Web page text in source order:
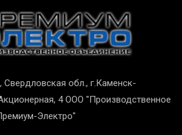
Свердловская обл., г.Каменск-
4 ООО "Производственное
Электро"